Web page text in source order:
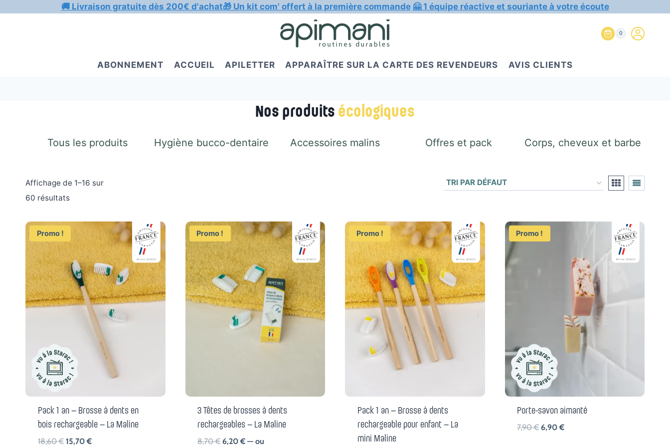
🚚 Livraison gratuite dès 200€ d'achat🎁 Un kit com' offert à la première commande 🤗 1 équipe réactive et souriante à votre écoute
0
ABONNEMENT ACCUEIL APILETTER APPARAÎTRE SUR LA CARTE DES REVENDEURS AVIS CLIENTS
Nos produits écologiques
Tous les produits Hygiène bucco-dentaire Accessoires malins Offres et pack Corps, cheveux et barbe
Affichage de 1–16 sur
60 résultats
Promo !
Pack 1 an – Brosse à dents en
bois rechargeable – La Maline
18,60€ Le
15,70 €Le
Promo !
3 Têtes de brosses à dents
rechargeables – La Maline
8,70€ Le
6,20 €Le
— ou
Promo !
Pack 1 an – Brosse à dents
rechargeable pour enfant – La
mini Maline
Promo !
Porte-savon aimanté
7,90€ Le
6,90 €Le